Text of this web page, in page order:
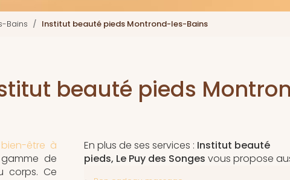
Bains Institut beauté pieds Montrond-les-Bains
beauté pieds
être à
de
corps. Ce
En plus de ses services : Institut beauté
pieds, Le Puy des Songes vous propose